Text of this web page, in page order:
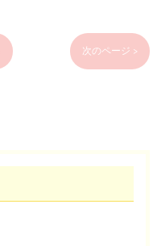
次のページ >